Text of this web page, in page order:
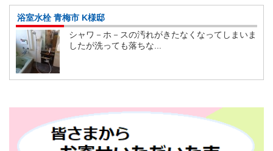
浴室水栓 青梅市 K様邸
シャワ－ホ－スの汚れがきたなくなってしまいま
したが洗っても落ちな...